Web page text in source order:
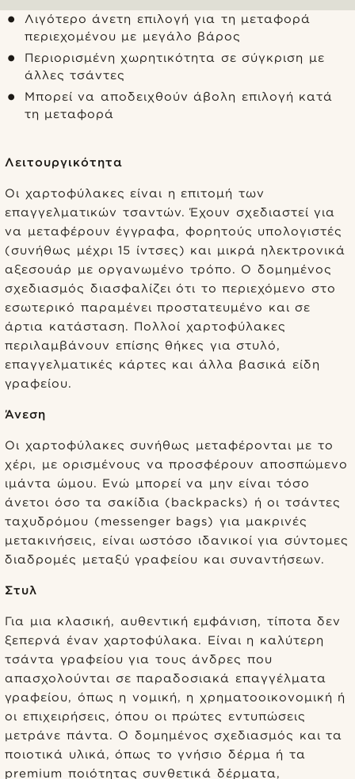
Λιγότερο άνετη επιλογή για τη μεταφορά
περιεχομένου με μεγάλο βάρος
Περιορισμένη χωρητικότητα σε σύγκριση με
άλλες τσάντες
Μπορεί να αποδειχθούν άβολη επιλογή κατά
τη μεταφορά
Λειτουργικότητα
Οι χαρτοφύλακες είναι η επιτομή των
επαγγελματικών τσαντών. Έχουν σχεδιαστεί για
να μεταφέρουν έγγραφα, φορητούς υπολογιστές
(συνήθως μέχρι 15 ίντσες) και μικρά ηλεκτρονικά
αξεσουάρ με οργανωμένο τρόπο. Ο δομημένος
σχεδιασμός διασφαλίζει ότι το περιεχόμενο στο
εσωτερικό παραμένει προστατευμένο και σε
άρτια κατάσταση. Πολλοί χαρτοφύλακες
περιλαμβάνουν επίσης θήκες για στυλό,
επαγγελματικές κάρτες και άλλα βασικά είδη
γραφείου.
Άνεση
Οι χαρτοφύλακες συνήθως μεταφέρονται με το
χέρι, με ορισμένους να προσφέρουν αποσπώμενο
ιμάντα ώμου. Ενώ μπορεί να μην είναι τόσο
άνετοι όσο τα σακίδια (backpacks) ή οι τσάντες
ταχυδρόμου (messenger bags) για μακρινές
μετακινήσεις, είναι ωστόσο ιδανικοί για σύντομες
διαδρομές μεταξύ γραφείου και συναντήσεων.
Στυλ
Για μια κλασική, αυθεντική εμφάνιση, τίποτα δεν
ξεπερνά έναν χαρτοφύλακα. Είναι η καλύτερη
τσάντα γραφείου για τους άνδρες που
απασχολούνται σε παραδοσιακά επαγγέλματα
γραφείου, όπως η νομική, η χρηματοοικονομική ή
οι επιχειρήσεις, όπου οι πρώτες εντυπώσεις
μετράνε πάντα. Ο δομημένος σχεδιασμός και τα
ποιοτικά υλικά, όπως το γνήσιο δέρμα ή τα
premium ποιότητας συνθετικά δέρματα,